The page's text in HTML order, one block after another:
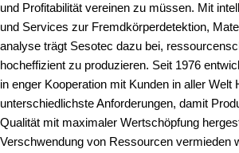
und Profitabilität vereinen zu müssen. Mit
und Services zur Fremdkörperdetektion,
analyse trägt Sesotec dazu bei,
hocheffizient zu produzieren. Seit 1976
in enger Kooperation mit Kunden in aller Welt
unterschiedlichste Anforderungen, damit
Qualität mit maximaler Wertschöpfung
Verschwendung von Ressourcen vermieden